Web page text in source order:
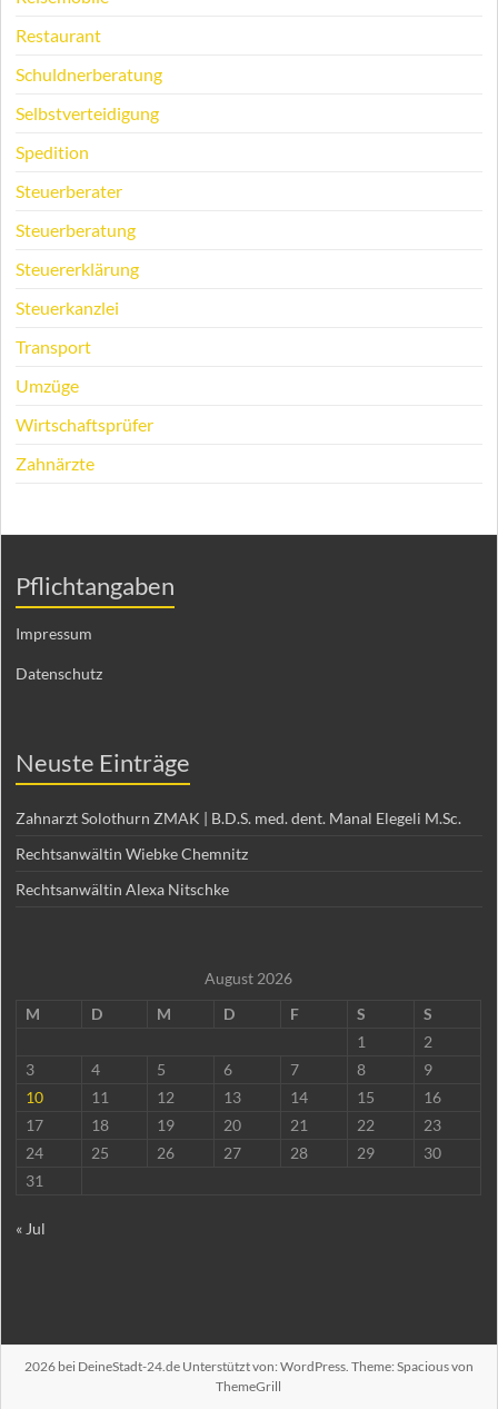
Restaurant
Schuldnerberatung
Selbstverteidigung
Spedition
Steuerberater
Steuerberatung
Steuererklärung
Steuerkanzlei
Transport
Umzüge
Wirtschaftsprüfer
Zahnärzte
Pflichtangaben
Impressum
Datenschutz
Neuste Einträge
Zahnarzt Solothurn ZMAK | B.D.S. med. dent. Manal Elegeli M.Sc.
Rechtsanwältin Wiebke Chemnitz
Rechtsanwältin Alexa Nitschke
August 2026
M
D M D F S
S
1
2
3
4 5 6 7 8
9
10
11 12 13 14 15
16
17
18 19 20 21 22
23
24
25 26 27 28 29
30
31
« Jul
2026 bei DeineStadt-24.deUnterstützt von: WordPress. Theme: Spacious von
ThemeGrill